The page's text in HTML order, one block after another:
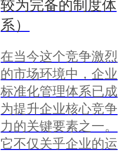
较为完备的制度体
系）
在当今这个竞争激烈
的市场环境中，企业
标准化管理体系已成
为提升企业核心竞争
力的关键要素之一。
它不仅关乎企业的运